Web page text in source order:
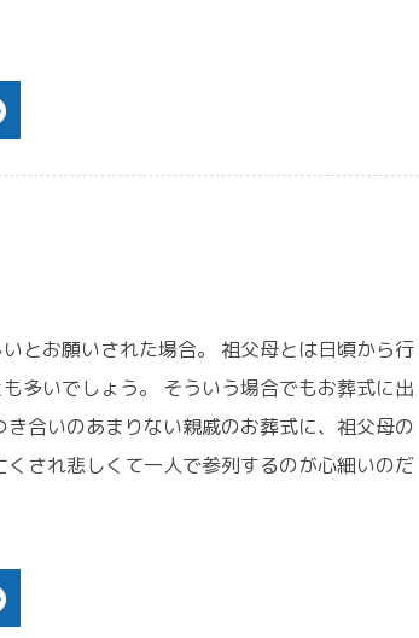
とお願いされた場合。 祖父母とは日頃から行
多いでしょう。 そういう場合でもお葬式に出
合いのあまりない親戚のお葬式に、祖父母の
され悲しくて一人で参列するのが心細いのだ